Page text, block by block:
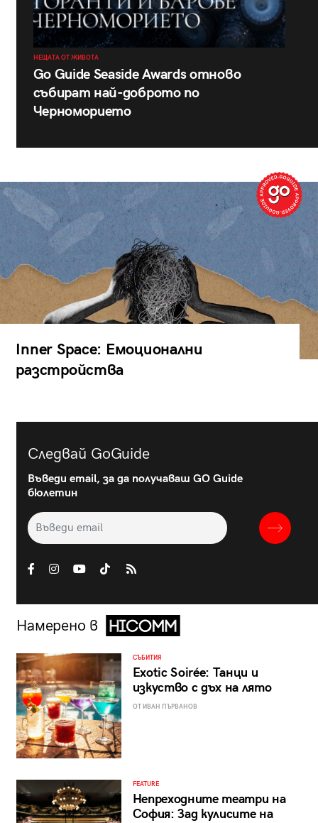
НЕЩАТА ОТ ЖИВОТА
Go Guide Seaside Awards отново
събират най-доброто по
Черноморието
Inner Space: Емоционални
разстройства
Следвай GoGuide
Въведи email, за да получаваш GO Guide
бюлетин
Намерено в
СЪБИТИЯ
Exotic Soirée: Танци и
изкуство с дъх на лято
ОТ ИВАН ПЪРВАНОВ
FEATURE
Непреходните театри на
София: Зад кулисите на